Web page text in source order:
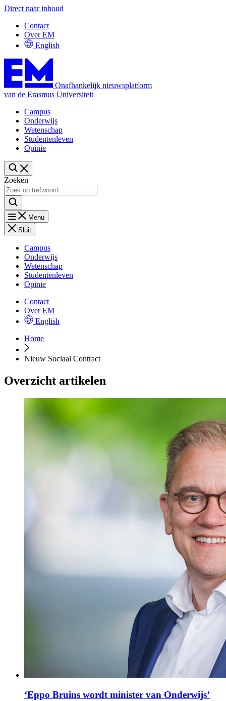
Direct naar inhoud
Contact
Over EM
English
Onafhankelijk nieuwsplatform
van de Erasmus Universiteit
Campus
Onderwijs
Wetenschap
Studentenleven
Opinie
Zoeken
Menu
Sluit
Campus
Onderwijs
Wetenschap
Studentenleven
Opinie
Contact
Over EM
English
Home
Nieuw Sociaal Contract
Overzicht artikelen
‘Eppo Bruins wordt minister van Onderwijs’